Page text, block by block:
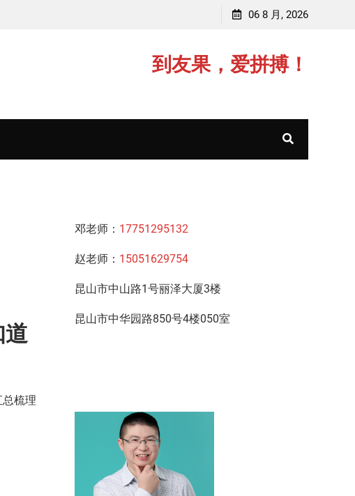
赵老师，毕业
06 8 月, 2026
到友果，爱拼搏！
道
梳理
邓老师： 17751295132
赵老师： 15051629754
昆山市中山路1号丽泽大厦3楼
昆山市中华园路850号4楼050室